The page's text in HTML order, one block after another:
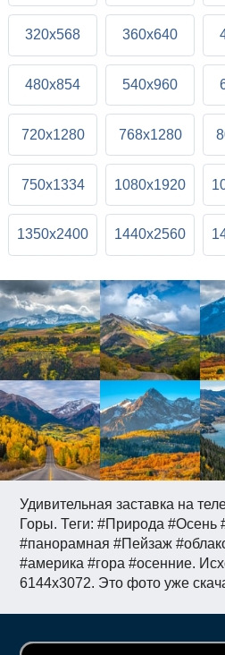
Удивительная заставка на
Горы. Теги: #Природа #Осень
#панорамная #Пейзаж
#америка #гора #осенние.
6144x3072. Это фото уже
320x568 360x640
480x854 540x960
720x1280 768x1280
750x1334 1080x1920
1350x2400 1440x2560